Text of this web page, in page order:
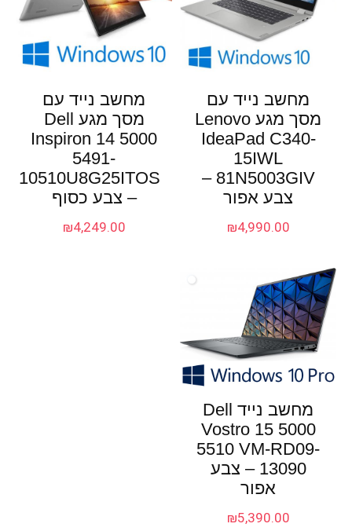
מחשב נייד עם
מסך מגע Lenovo
IdeaPad C340-
15IWL
81N5003GIV –
צבע אפור
₪4,990.00
מחשב נייד עם
מסך מגע Dell
Inspiron 14 5000
5491-
10510U8G25ITOS
– צבע כסוף
₪4,249.00
מחשב נייד Dell
Vostro 15 5000
5510 VM-RD09-
13090 – צבע
אפור
₪5,390.00